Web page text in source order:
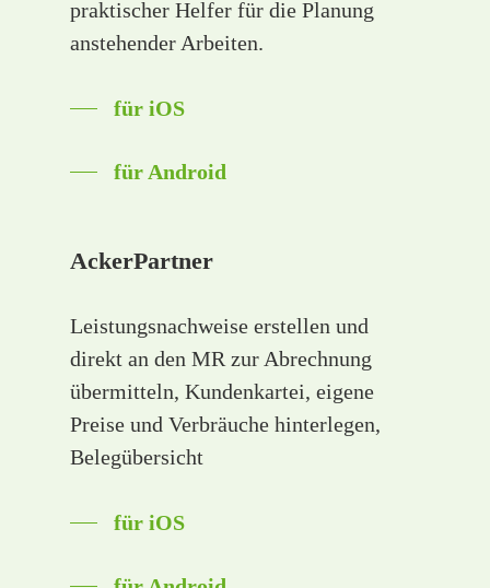
praktischer Helfer für die Planung
anstehender Arbeiten.
für iOS
für Android
AckerPartner
Leistungsnachweise erstellen und
direkt an den MR zur Abrechnung
übermitteln, Kundenkartei, eigene
Preise und Verbräuche hinterlegen,
Belegübersicht
für iOS